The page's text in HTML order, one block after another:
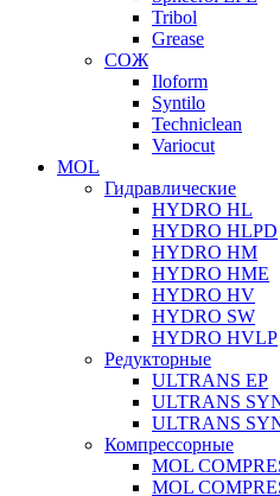
Tribol
Grease
СОЖ
Iloform
Syntilo
Techniclean
Variocut
MOL
Гидравлические
HYDRO HL
HYDRO HLPD
HYDRO HM
HYDRO HME
HYDRO HV
HYDRO SW
HYDRO HVLP
Редукторные
ULTRANS EP
ULTRANS
ULTRANS
Компрессорные
MOL
MOL